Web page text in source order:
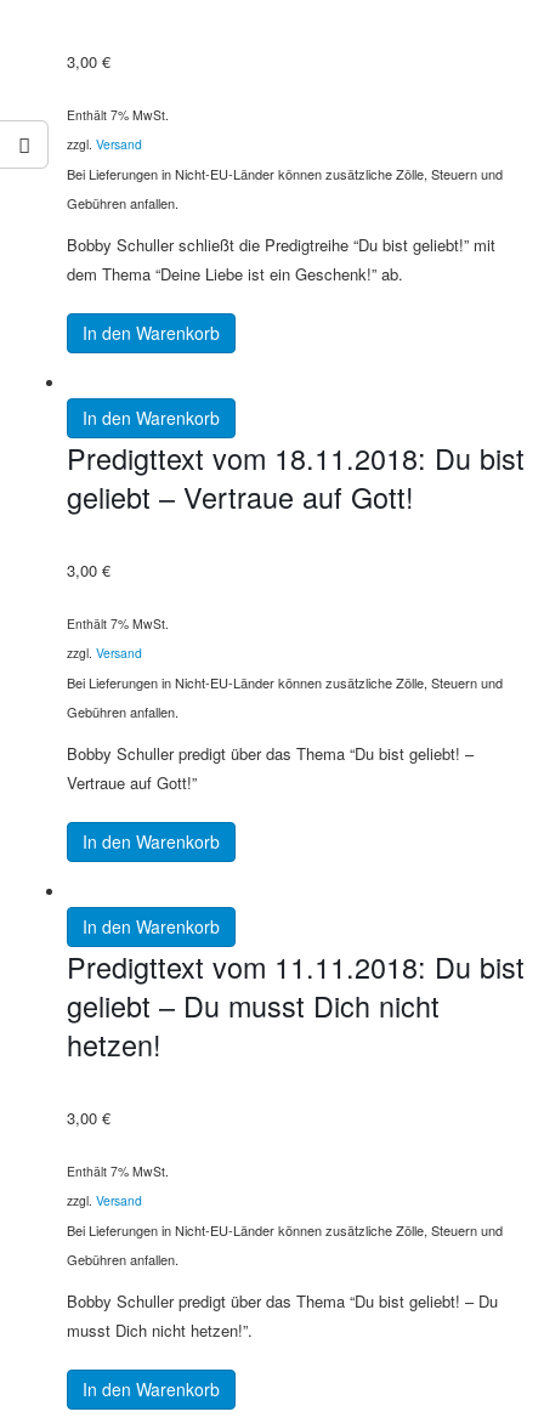
3,00 €
Enthält 7% MwSt.
zzgl. Versand
Bei Lieferungen in Nicht-EU-Länder können zusätzliche Zölle, Steuern und
Gebühren anfallen.
Bobby Schuller schließt die Predigtreihe “Du bist geliebt!” mit
dem Thema “Deine Liebe ist ein Geschenk!” ab.
In den Warenkorb
In den Warenkorb
Predigttext vom 18.11.2018: Du bist
geliebt – Vertraue auf Gott!
3,00 €
Enthält 7% MwSt.
zzgl. Versand
Bei Lieferungen in Nicht-EU-Länder können zusätzliche Zölle, Steuern und
Gebühren anfallen.
Bobby Schuller predigt über das Thema “Du bist geliebt! –
Vertraue auf Gott!”
In den Warenkorb
In den Warenkorb
Predigttext vom 11.11.2018: Du bist
geliebt – Du musst Dich nicht
hetzen!
3,00 €
Enthält 7% MwSt.
zzgl. Versand
Bei Lieferungen in Nicht-EU-Länder können zusätzliche Zölle, Steuern und
Gebühren anfallen.
Bobby Schuller predigt über das Thema “Du bist geliebt! – Du
musst Dich nicht hetzen!”.
In den Warenkorb